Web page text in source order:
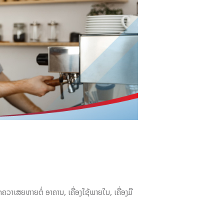
ເສຍຫາຍຕໍ່ ອາຄານ, ເຄື່ອງໃຊ້ພາຍໃນ, ເຄື່ອງມື